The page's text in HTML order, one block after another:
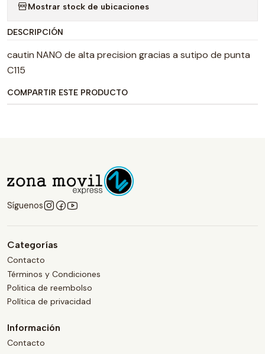
Mostrar stock de ubicaciones
DESCRIPCIÓN
cautin NANO de alta precision gracias a sutipo de punta
C115
COMPARTIR ESTE PRODUCTO
Síguenos
Categorías
Contacto
Términos y Condiciones
Politica de reembolso
Política de privacidad
Información
Contacto